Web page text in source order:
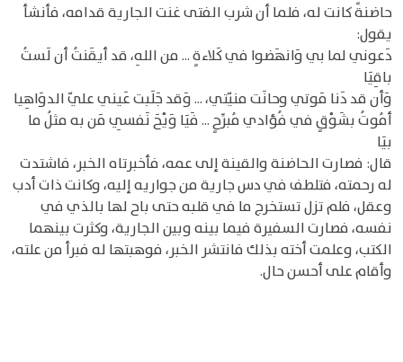
حاضنةً كانت له، فلما أن شرب الفتى غنت الجارية قدامه، فأنشأ
يقول:
دَعوني لما بي وَانهَضوا في كَلاءةٍ ... من اللهِ، قد أيقَنتُ أن لَستُ
باقِيَا
وَأن قد دَنا مَوتي وحانَت منيّتي، ... وَقد جَلَبت عَيني عليّ الدوَاهِيا
أمُوتُ بشَوْقٍ في فُؤادي مُبرِّحٍ ... فَيَا وَيْحَ نَفسِي مَن به مثلُ ما
بيَا
قال: فصارت الحاضنة والقينة إلى عمه، فأخبرتاه الخبر، فاشتدت
له رحمته، فتلطف في دس جارية من جواريه إليه، وكانت ذات أدب
وعقل، فلم تزل تستخرج ما في قلبه حتى باح لها بالذي في
نفسه، فصارت السفيرة فيما بينه وبين الجارية، وكثرت بينهما
الكتب، وعلمت أخته بذلك فانتشر الخبر، فوهبتها له فبرأ من علته،
وأقام على أحسن حال.